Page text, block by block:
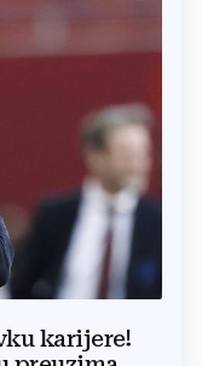
karijere!